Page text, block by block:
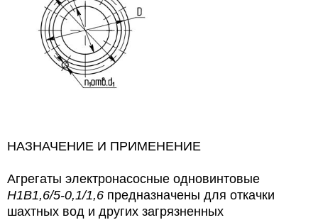
НАЗНАЧЕНИЕ И ПРИМЕНЕНИЕ
Агрегаты электронасосные одновинтовые
Н1В1,6/5-0,1/1,6 предназначены для откачки
шахтных вод и других загрязненных